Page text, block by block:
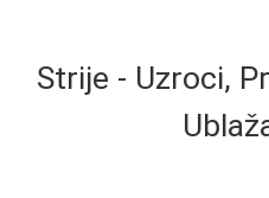
Strije - Uzroci,